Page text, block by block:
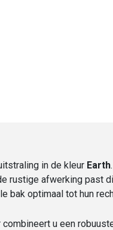
in de kleur Earth
rustige afwerking past
bak optimaal tot hun
u een